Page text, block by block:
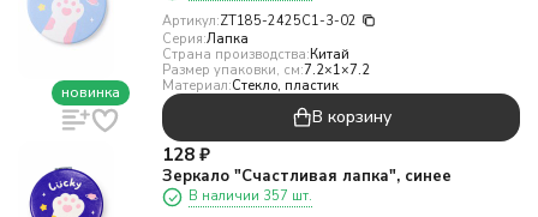
новинка
Артикул:ZT185-2425C1-3-02
Серия:Лапка
Страна производства:Китай
Размер упаковки, см:7.2×1×7.2
Материал:Стекло, пластик
В корзину
128 ₽
Зеркало "Счастливая лапка", синее
В наличии 357 шт.